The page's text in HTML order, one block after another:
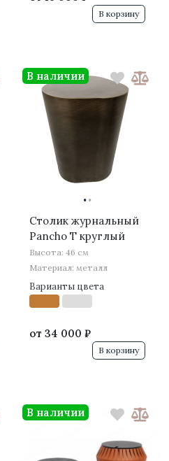
В корзину
··
Столик журнальный
Pancho T круглый
Высота: 46 см
Материал: металл
Варианты цвета
от 34 000 ₽
В наличии
В корзину
В наличии